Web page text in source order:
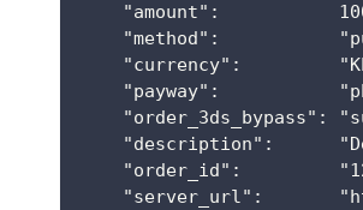
"amount":
"method":
"currency":
"payway":
"order_3ds_bypass":
"description":
"order_id":
"server_url":